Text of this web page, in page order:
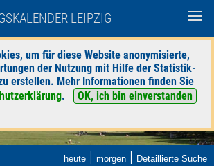
LEIPZIG
um für diese Website anonymisierte,
der Nutzung mit Hilfe der Statistik-
erstellen. Mehr Informationen finden Sie
.
OK, ich bin einverstanden
heute | morgen | Detaillierte Suche